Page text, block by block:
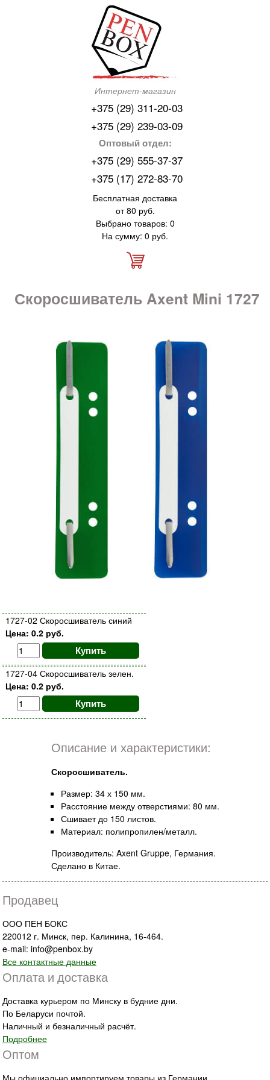
Интернет-магазин
+375 (29) 311-20-03
+375 (29) 239-03-09
Оптовый отдел:
+375 (29) 555-37-37
+375 (17) 272-83-70
Бесплатная доставка
от 80 руб.
Выбрано товаров: 0
На сумму: 0 руб.
Скоросшиватель Axent Mini 1727
1727-02 Скоросшиватель синий
Цена: 0.2 руб.
Купить
1727-04 Скоросшиватель зелен.
Цена: 0.2 руб.
Купить
Описание и характеристики:
Скоросшиватель.
Размер: 34 х 150 мм.
Расстояние между отверстиями: 80 мм.
Сшивает до 150 листов.
Материал: полипропилен/металл.
Производитель: Axent Gruppe, Германия.
Сделано в Китае.
Продавец
ООО ПЕН БОКС
220012 г. Минск, пер. Калинина, 16-464.
e-mail: info@penbox.by
Все контактные данные
Оплата и доставка
Доставка курьером по Минску в будние дни.
По Беларуси почтой.
Наличный и безналичный расчёт.
Подробнее
Оптом
Мы официально импортируем товары из Германии.